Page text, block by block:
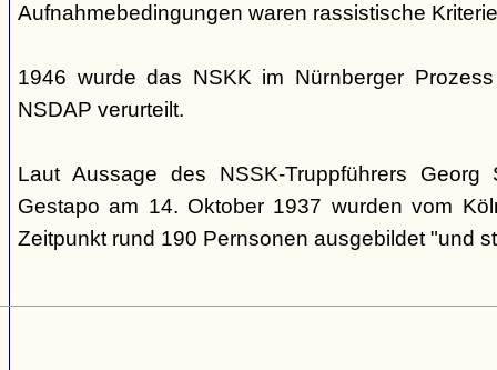
Aufnahmebedingungen waren rassistische
1946 wurde das NSKK im Nürnberger
NSDAP verurteilt.
Laut Aussage des NSSK-Truppführers
Gestapo am 14. Oktober 1937 wurden vom
Zeitpunkt rund 190 Pernsonen ausgebildet "und